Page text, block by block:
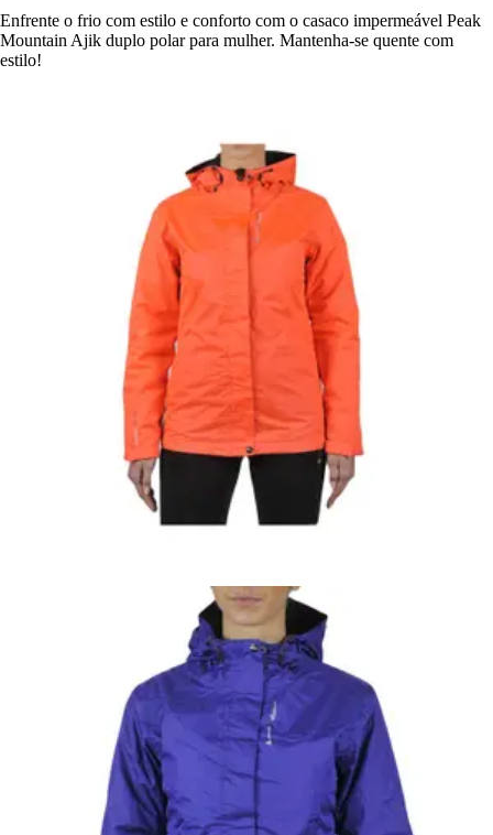
Enfrente o frio com estilo e conforto com o casaco impermeável Peak
Mountain Ajik duplo polar para mulher. Mantenha-se quente com
estilo!